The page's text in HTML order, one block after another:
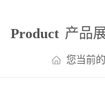
Product 产品
您当前